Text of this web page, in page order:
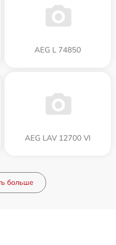
AEG L 74850
AEG LAV 12700 VI
больше